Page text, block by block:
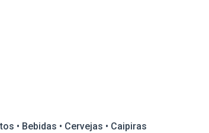
• Bebidas • Cervejas • Caipiras